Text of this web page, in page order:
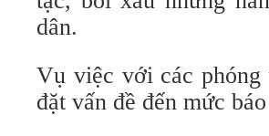
dân.
Vụ việc với các phóng
đặt vấn đề đến mức